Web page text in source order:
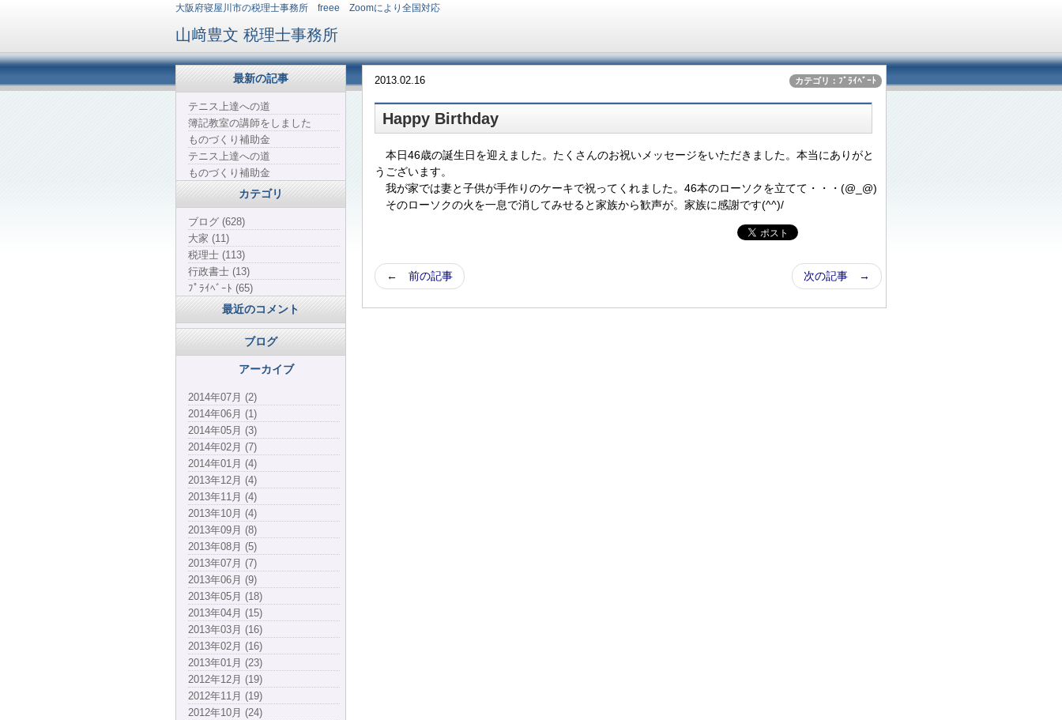
大阪府寝屋川市の税理士事務所 freee Zoomにより全国対応
山﨑豊文 税理士事務所
2013.02.16 カテゴリ：ﾌﾟﾗｲﾍﾞｰﾄ
Happy Birthday
本日46歳の誕生日を迎えました。たくさんのお祝いメッセージをいただきました。本当にありがと
うございます。
我が家では妻と子供が手作りのケーキで祝ってくれました。46本のローソクを立てて・・・(@_@)
そのローソクの火を一息で消してみせると家族から歓声が。家族に感謝です(^^)/
次の記事 →
← 前の記事
最新の記事
テニス上達への道
簿記教室の講師をしました
ものづくり補助金
テニス上達への道
ものづくり補助金
カテゴリ
ブログ (628)
大家 (11)
税理士 (113)
行政書士 (13)
ﾌﾟﾗｲﾍﾞｰﾄ (65)
最近のコメント
ブログ
アーカイブ
2014年07月 (2)
2014年06月 (1)
2014年05月 (3)
2014年02月 (7)
2014年01月 (4)
2013年12月 (4)
2013年11月 (4)
2013年10月 (4)
2013年09月 (8)
2013年08月 (5)
2013年07月 (7)
2013年06月 (9)
2013年05月 (18)
2013年04月 (15)
2013年03月 (16)
2013年02月 (16)
2013年01月 (23)
2012年12月 (19)
2012年11月 (19)
2012年10月 (24)